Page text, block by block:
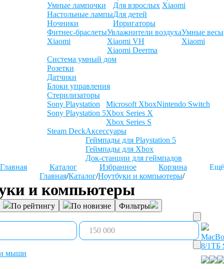
Умные лампочки
Настольные лампы
Ночники
Для взрослых
Для детей
Ирригаторы
Xiaomi
Фитнес-браслеты
Xiaomi
Увлажнители воздуха
Xiaomi VH
Xiaomi Deerma
Умные весы
Xiaomi
Система умный дом
Розетки
Датчики
Блоки управления
Стерилизаторы
Sony Playstation
Sony Playstation 5
Microsoft Xbox
Xbox Series X
Xbox Series S
Nintendo Switch
Steam DeckАксессуары
Геймпады для Playstation 5
Геймпады для Xbox
Док-станции для геймпадов
Главная
Каталог Избранное Корзина
Ещё
Главная/Каталог/Ноутбуки и компьютеры/
и компьютеры
По рейтингу По новизне Фильтры
мыши
8/1ТБ